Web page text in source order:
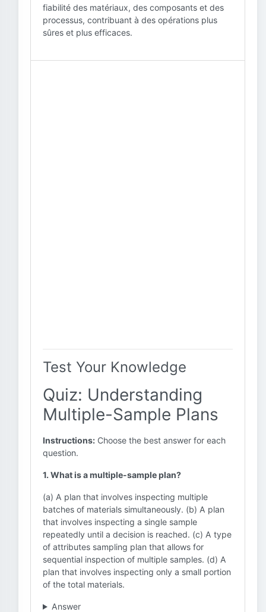
fiabilité des matériaux, des composants et des
processus, contribuant à des opérations plus
sûres et plus efficaces.
Test Your Knowledge
Quiz: Understanding
Multiple-Sample Plans
Instructions: Choose the best answer for each
question.
1. What is a multiple-sample plan?
(a) A plan that involves inspecting multiple
batches of materials simultaneously. (b) A plan
that involves inspecting a single sample
repeatedly until a decision is reached. (c) A type
of attributes sampling plan that allows for
sequential inspection of multiple samples. (d) A
plan that involves inspecting only a small portion
of the total materials.
Answer